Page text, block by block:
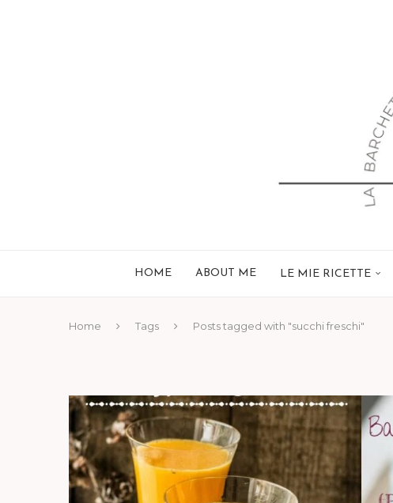
HOME ABOUT ME LE MIE RICETTE
Home Tags Posts tagged with "succhi freschi"